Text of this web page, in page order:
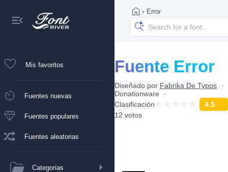
Mis favoritos
Fuentes nuevas
Fuentes populares
Fuentes aleatorias
Categorias
› Error
Fuente Error
Diseñado por Fabrika De Typos
Donationware
Clasificación
4.5
12 votos